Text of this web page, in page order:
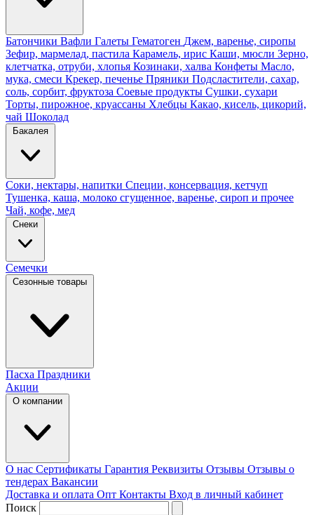
Батончики Вафли Галеты Гематоген Джем, варенье, сиропы
Зефир, мармелад, пастила Карамель, ирис Каши, мюсли Зерно,
клетчатка, отруби, хлопья Козинаки, халва Конфеты Масло,
мука, смеси Крекер, печенье Пряники Подсластители, сахар,
соль, сорбит, фруктоза Соевые продукты Сушки, сухари
Торты, пирожное, круассаны Хлебцы Какао, кисель, цикорий,
чай Шоколад
Бакалея
Соки, нектары, напитки Специи, консервация, кетчуп
Тушенка, каша, молоко сгущенное, варенье, сироп и прочее
Чай, кофе, мед
Снеки
Семечки
Сезонные товары
Пасха Праздники
Акции
О компании
О нас Сертификаты Гарантия Реквизиты Отзывы Отзывы о
тендерах Вакансии
Доставка и оплата Опт Контакты Вход в личный кабинет
Поиск